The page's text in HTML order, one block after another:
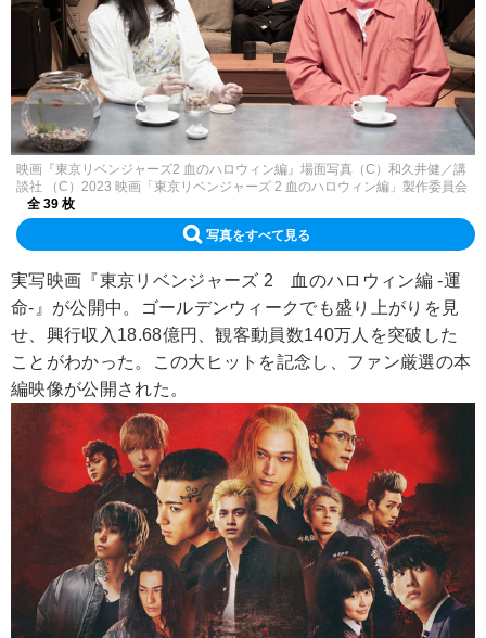
映画『東京リベンジャーズ2 血のハロウィン編』場面写真（C）和久井健／講
談社 （C）2023 映画「東京リベンジャーズ 2 血のハロウィン編」製作委員会
全 39 枚
写真をすべて見る
実写映画『東京リベンジャーズ 2 血のハロウィン編 -運
命-』が公開中。ゴールデンウィークでも盛り上がりを見
せ、興行収入18.68億円、観客動員数140万人を突破した
ことがわかった。この大ヒットを記念し、ファン厳選の本
編映像が公開された。